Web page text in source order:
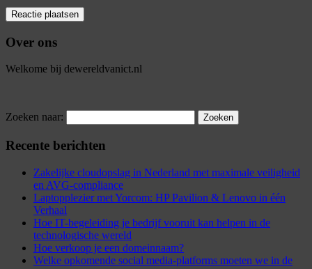
Over ons
Welkome bij dewereldvanict.nl
Zoeken naar:
Recente berichten
Zakelijke cloudopslag in Nederland met maximale veiligheid
en AVG-compliance
Laptopplezier met Yorcom: HP Pavilion & Lenovo in één
Verhaal
Hoe IT-begeleiding je bedrijf vooruit kan helpen in de
technologische wereld
Hoe verkoop je een domeinnaam?
Welke opkomende social media-platforms moeten we in de